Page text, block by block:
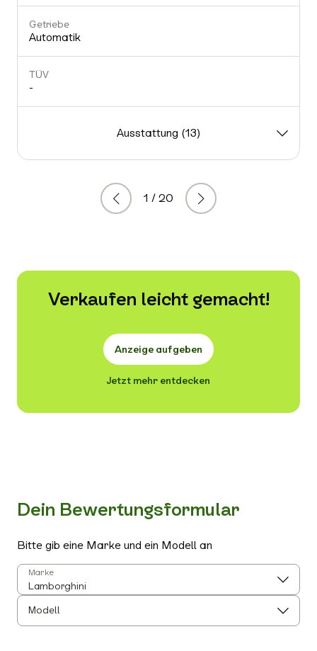
Getriebe
Automatik
TÜV
-
Ausstattung (13)
Zurück
1 / 20 Weiter
Verkaufen leicht gemacht!
Anzeige aufgeben
Jetzt mehr entdecken
Dein Bewertungsformular
Bitte gib eine Marke und ein Modell an
Marke
Modell